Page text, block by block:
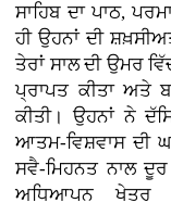
ਸਾਹਿਬ ਦਾ ਪਾਠ,
ਹੀ ਉਹਨਾਂ ਦੀ
ਤੇਰਾਂ ਸਾਲ ਦੀ ਉਮਰ
ਪ੍ਰਾਪਤ ਕੀਤਾ ਅਤੇ
ਕੀਤੀ। ਉਹਨਾਂ ਨੇ
ਆਤਮ-ਵਿਸ਼ਵਾਸ ਦੀ
ਸਵੈ-ਮਿਹਨਤ ਨਾਲ
ਅਧਿਆਪਨ ਖੇਤਰ